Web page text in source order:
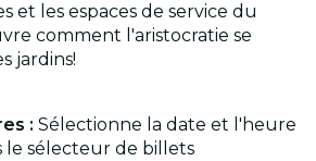
et les espaces de service du
comment l'aristocratie se
jardins!
: Sélectionne la date et l'heure
sélecteur de billets